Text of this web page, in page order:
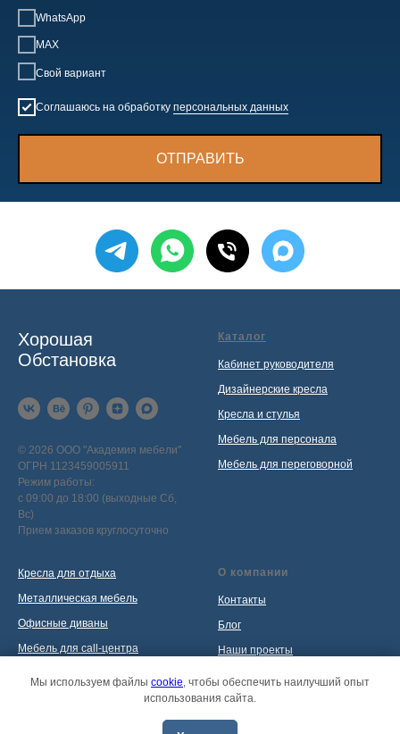
WhatsApp
MAX
Свой вариант
Соглашаюсь на обработку персональных данных
ОТПРАВИТЬ
Мы используем файлы cookie, чтобы обеспечить наилучший опыт
использования сайта.
Хорошая
Обстановка
© 2026 ООО "Академия мебели"
ОГРН 1123459005911
Режим работы:
с 09:00 до 18:00 (выходные Сб,
Вс)
Прием заказов круглосуточно
Каталог
Кабинет руководителя
Дизайнерские кресла
Кресла и стулья
Мебель для персонала
Мебель для переговорной
Кресла для отдыха
Металлическая мебель
Офисные диваны
Мебель для call-центра
О компании
Контакты
Блог
Наши проекты
Политика обработки
персональных данных